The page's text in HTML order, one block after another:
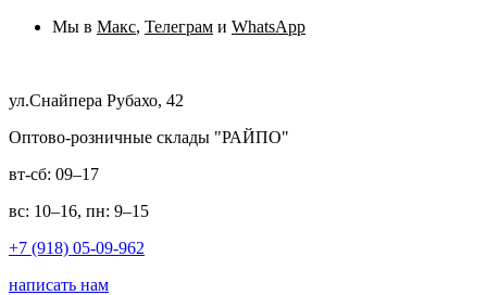
Мы в Макс, Телеграм и WhatsApp
ул.Снайпера Рубахо, 42
Оптово-розничные склады "РАЙПО"
вт-сб: 09–17
вс: 10–16, пн: 9–15
+7 (918) 05-09-962
написать нам